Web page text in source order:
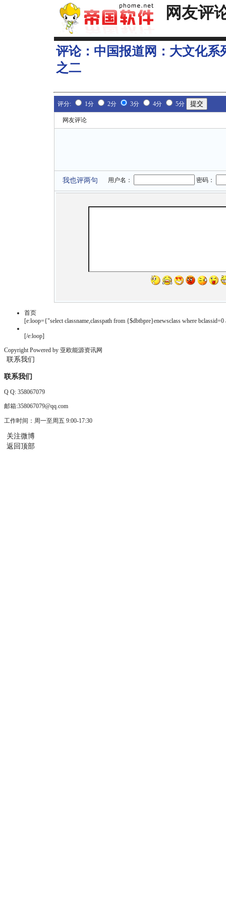
网友评
评论： 中国报道网：大文化系
之二
评分: 1分 2分 3分 4分 5分
网友评论
我也评两句 用户名： 密码：
首页
[e:loop={"select classname,classpath from {$dbtbpre}enewsclass where
[/e:loop]
Copyright Powered by 亚欧能源资讯网
联系我们
联系我们
Q Q: 358067079
邮箱:358067079@qq.com
工作时间：周一至周五 9:00-17:30
关注微博
返回顶部